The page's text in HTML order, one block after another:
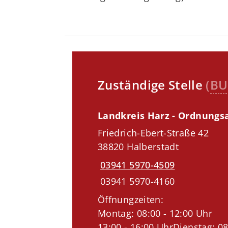
Zuständige Stelle (
Landkreis Harz -
Friedrich-Ebert-Straße 42
38820 Halberstadt
03941 5970-4509
03941 5970-4160
Öffnungzeiten:
Montag: 08:00 - 12:00 Uhr